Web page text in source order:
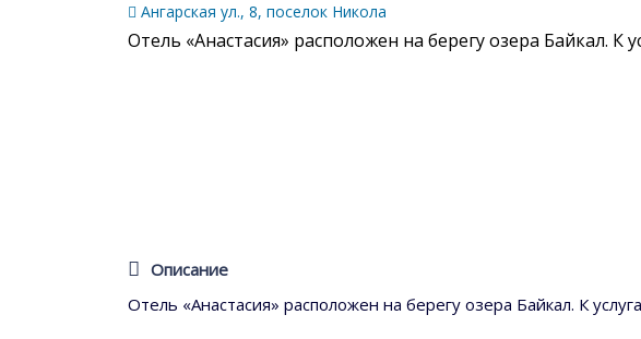
Ангарская ул., 8, поселок Никола
Отель «Анастасия» расположен на берегу озера Байкал. К
Описание
Отель «Анастасия» расположен на берегу озера Байкал. К